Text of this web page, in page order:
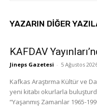
YAZARIN DIĞER
KAFDAV
Jineps Gazetesi - 5 Ağustos
Kafkas Araştırma Kültür ve
yeni kitabı okurlarla
“Yaşanmış Zamanlar 1965-